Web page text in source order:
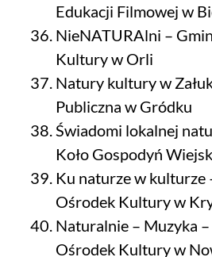
Edukacji Filmowej w
NieNATURAlni –
Kultury w Orli
Natury kultury w
Publiczna w Gródku
Świadomi lokalnej
Koło Gospodyń
Ku naturze w kulturze
Ośrodek Kultury w
Naturalnie – Muzyka
Ośrodek Kultury w